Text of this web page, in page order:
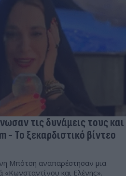
τις δυνάμεις τους και
- To ξεκαρδιστικό βίντεο
Μπότση αναπαρέστησαν μια
και Ελένης».